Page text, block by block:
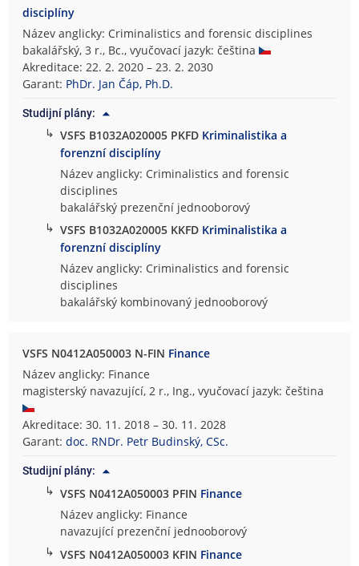
disciplíny
Název anglicky: Criminalistics and forensic disciplines
bakalářský, 3 r., Bc., vyučovací jazyk: čeština
Akreditace: 22. 2. 2020 – 23. 2. 2030
Garant: PhDr. Jan Čáp, Ph.D.
Studijní plány:
↳ VSFS B1032A020005 PKFD Kriminalistika a
forenzní disciplíny
Název anglicky: Criminalistics and forensic
disciplines
bakalářský prezenční jednooborový
↳ VSFS B1032A020005 KKFD Kriminalistika a
forenzní disciplíny
Název anglicky: Criminalistics and forensic
disciplines
bakalářský kombinovaný jednooborový
VSFS N0412A050003 N-FIN Finance
Název anglicky: Finance
magisterský navazující, 2 r., Ing., vyučovací jazyk: čeština
Akreditace: 30. 11. 2018 – 30. 11. 2028
Garant:doc. RNDr. Petr Budinský, CSc.
Studijní plány:
↳ VSFS N0412A050003 PFIN Finance
Název anglicky: Finance
navazující prezenční jednooborový
↳ VSFS N0412A050003 KFIN Finance